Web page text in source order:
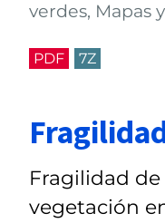
verdes, Mapas
PDF 7Z
Fragilidad
vegetación